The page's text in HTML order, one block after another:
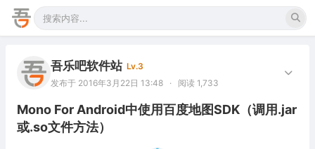
吾乐吧软件站 Lv.3
发布于 2016年3月22日 13:48
· 阅读 1,733
Mono For Android中使用百度地图SDK（调用.jar
或.so文件方法）